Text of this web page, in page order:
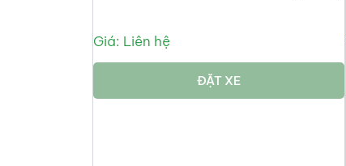
Giá: Liên hệ
ĐẶT XE